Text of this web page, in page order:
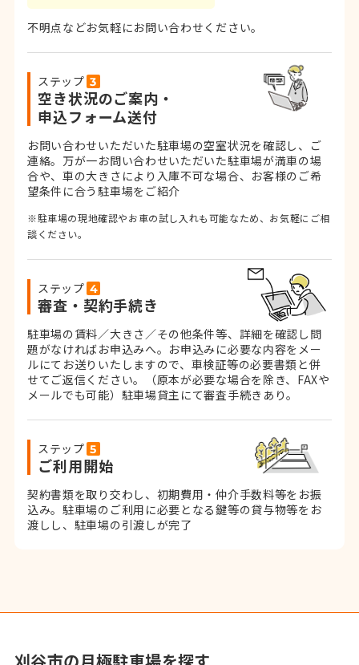
不明点などお気軽にお問い合わせください。
ステップ
空き状況のご案内・
申込フォーム送付
お問い合わせいただいた駐車場の空室状況を確認し、ご
連絡。 万が一お問い合わせいただいた駐車場が満車の場
合や、車の大きさにより入庫不可な場合、お客様のご希
望条件に合う駐車場をご紹介
※駐車場の現地確認やお車の試し入れも可能なため、お気軽にご相
談ください。
ステップ
審査・契約手続き
駐車場の賃料／大きさ／その他条件等、詳細を確認し問
題がなければお申込みへ。お申込みに必要な内容をメー
ルにてお送りいたしますので、車検証等の必要書類と併
せてご返信ください。
（原本が必要な場合を除き、FAXや
メールでも可能） 駐車場貸主にて審査手続きあり。
ステップ
ご利用開始
契約書類を取り交わし、初期費用・仲介手数料等をお振
込み。駐車場のご利用に必要となる鍵等の貸与物等をお
渡しし、駐車場の引渡しが完了